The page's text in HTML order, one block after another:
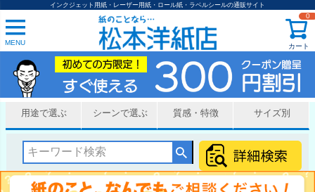
インクジェット用紙・レーザー用紙・ロール紙・ラベルシールの通販サイト
MENU カート
0
用途で選ぶ シーンで選ぶ 質感・特徴 サイズ別